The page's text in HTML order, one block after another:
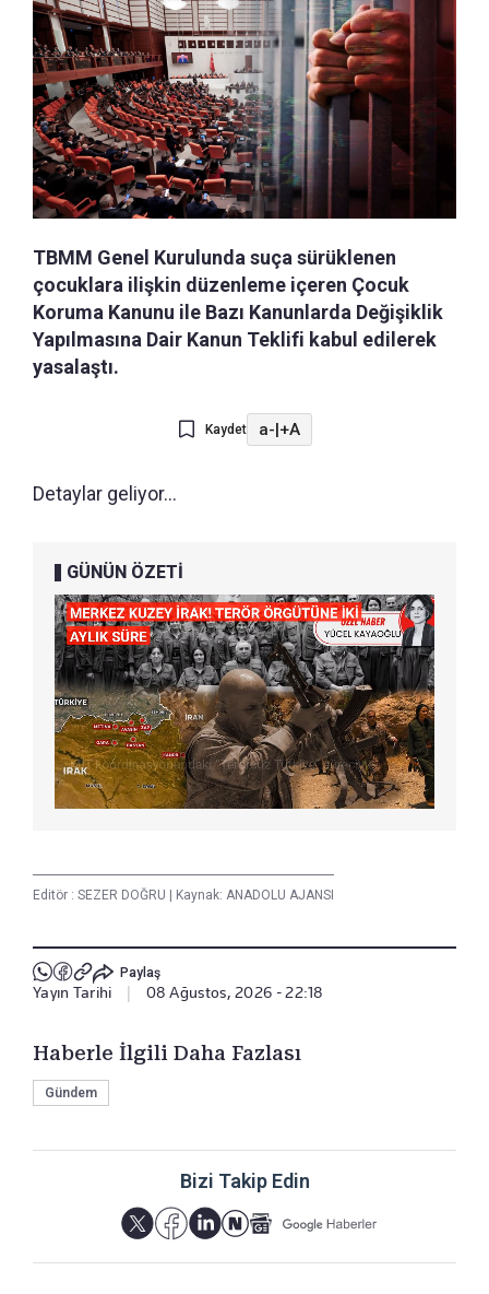
TBMM Genel Kurulunda suça sürüklenen
çocuklara ilişkin düzenleme içeren Çocuk
Koruma Kanunu ile Bazı Kanunlarda Değişiklik
Yapılmasına Dair Kanun Teklifi kabul edilerek
yasalaştı.
Kaydet a-|+A
Detaylar geliyor...
GÜNÜN ÖZETİ
Editör : SEZER DOĞRU | Kaynak: ANADOLU AJANSI
Paylaş
Yayın Tarihi 08 Ağustos, 2026 - 22:18
Haberle İlgili Daha Fazlası
Gündem
Bizi Takip Edin